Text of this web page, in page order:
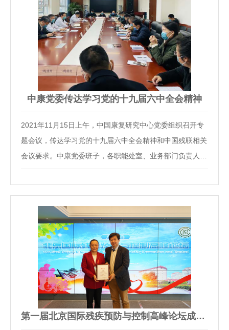
中康党委传达学习党的十九届六中全会精神
2021年11月15日上午，中国康复研究中心党委组织召开专
题会议，传达学习党的十九届六中全会精神和中国残联相关
会议要求。中康党委班子，各职能处室、业务部门负责人参
计师余朝晖领学了十九届六中全会公报内容，中康党委书
第一届北京国际残疾预防与控制高峰论坛成功在京举行